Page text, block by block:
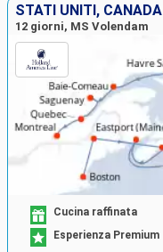
STATI UNITI, CANADA
12 giorni, MS Volendam
Cucina raffinata
Esperienza Premium